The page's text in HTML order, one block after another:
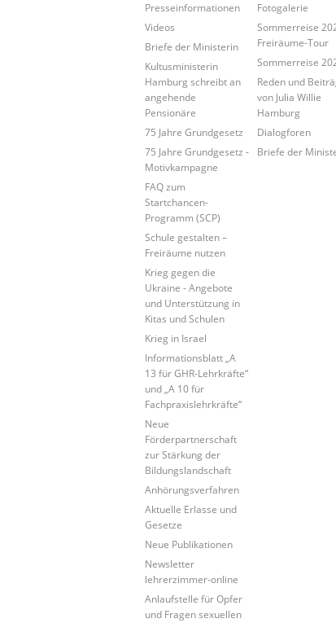
Presseinformationen
Videos
Briefe der Ministerin
Kultusministerin
Hamburg schreibt an
angehende
Pensionäre
75 Jahre Grundgesetz
75 Jahre Grundgesetz -
Motivkampagne
FAQ zum
Startchancen-
Programm (SCP)
Schule gestalten –
Freiräume nutzen
Krieg gegen die
Ukraine - Angebote
und Unterstützung in
Kitas und Schulen
Krieg in Israel
Informationsblatt „A
13 für GHR-Lehrkräfte“
und „A 10 für
Fachpraxislehrkräfte“
Neue
Förderpartnerschaft
zur Stärkung der
Bildungslandschaft
Anhörungsverfahren
Aktuelle Erlasse und
Gesetze
Neue Publikationen
Newsletter
lehrerzimmer-online
Anlaufstelle für Opfer
und Fragen sexuellen
Fotogalerie
Sommerreise
Freiräume-Tour
Sommerreise
Reden und
von Julia Willie
Hamburg
Dialogforen
Briefe der